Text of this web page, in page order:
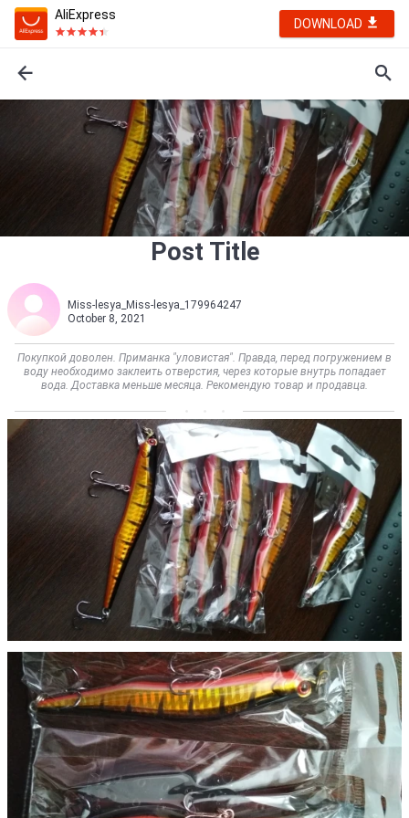
AliExpress
DOWNLOAD
Post Title
Miss-lesya_Miss-lesya_179964247
October 8, 2021
Покупкой доволен. Приманка "уловистая". Правда, перед погружением в
воду необходимо заклеить отверстия, через которые внутрь попадает
вода. Доставка меньше месяца. Рекомендую товар и продавца.